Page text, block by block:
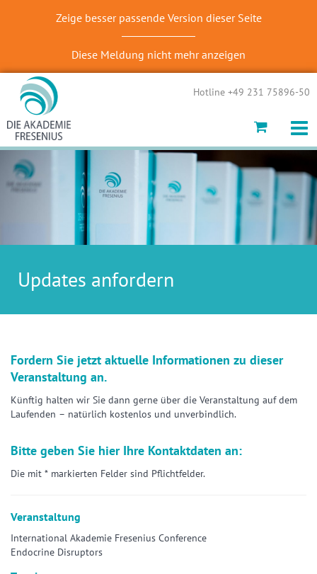
Zeige besser passende Version dieser Seite
Diese Meldung nicht mehr anzeigen
Hotline +49 231 75896-50
Updates anfordern
Fordern Sie jetzt aktuelle Informationen zu dieser
Veranstaltung an.
Künftig halten wir Sie dann gerne über die Veranstaltung auf dem
Laufenden – natürlich kostenlos und unverbindlich.
Bitte geben Sie hier Ihre Kontaktdaten an:
Die mit * markierten Felder sind Pflichtfelder.
Veranstaltung
International Akademie Fresenius Conference
Endocrine Disruptors